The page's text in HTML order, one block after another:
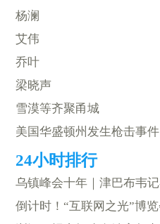
杨澜
艾伟
乔叶
梁晓声
雪漠等齐聚甬城
美国华盛顿州发生枪击事